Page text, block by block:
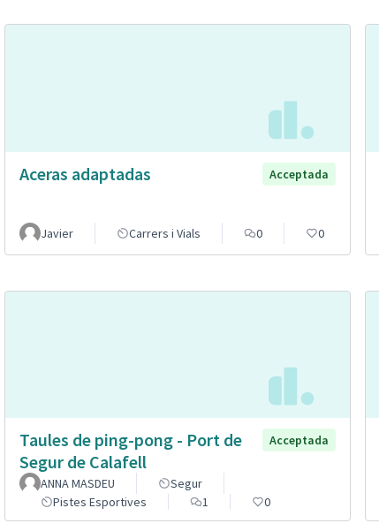
Aceras adaptadas Acceptada
Javier Carrers i Vials 0 0
Taules de ping-pong - Port de
Segur de Calafell
Acceptada
ANNA MASDEU
Segur
Pistes Esportives
1 0